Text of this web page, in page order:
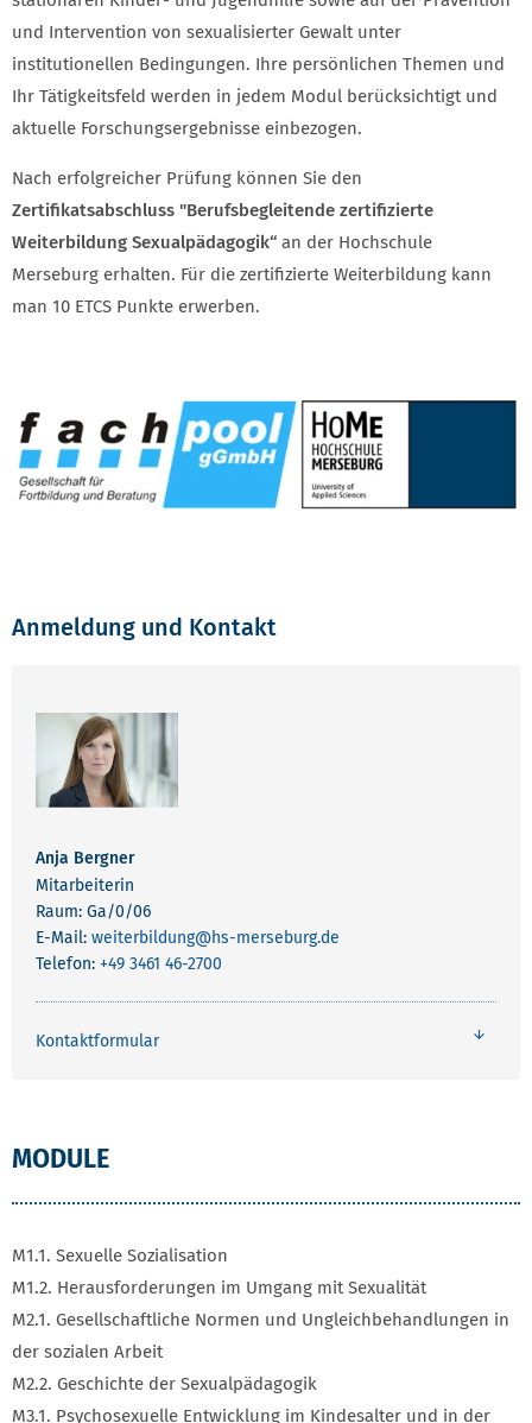
und Intervention von sexualisierter Gewalt unter
institutionellen Bedingungen. Ihre persönlichen Themen und
Ihr Tätigkeitsfeld werden in jedem Modul berücksichtigt und
aktuelle Forschungsergebnisse einbezogen.
Nach erfolgreicher Prüfung können Sie den
Zertifikatsabschluss "Berufsbegleitende zertifizierte
Weiterbildung Sexualpädagogik“ an der Hochschule
Merseburg erhalten. Für die zertifizierte Weiterbildung kann
man 10 ETCS Punkte erwerben.
Anmeldung und Kontakt
Anja Bergner
Mitarbeiterin
Raum: Ga/0/06
E-Mail: weiterbildung@hs-merseburg.de
Telefon: +49 3461 46-2700
Kontaktformular
MODULE
M1.1. Sexuelle Sozialisation
M1.2. Herausforderungen im Umgang mit Sexualität
M2.1. Gesellschaftliche Normen und Ungleichbehandlungen in
der sozialen Arbeit
M2.2. Geschichte der Sexualpädagogik
M3.1. Psychosexuelle Entwicklung im Kindesalter und in der